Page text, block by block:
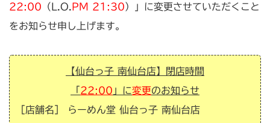
22:00 （L.O. PM 21:30）」に変更させていただくこと
をお知らせ申し上げます。
【仙台っ子 南仙台店】閉店時間
22:00 」に変更のお知らせ
［店舗名］ らーめん堂 仙台っ子 南仙台店